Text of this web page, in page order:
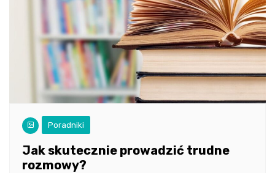
Poradniki
Jak skutecznie prowadzić trudne
rozmowy?